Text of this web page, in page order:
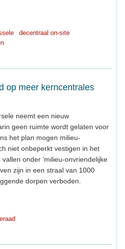
decentraal on-site
op meer kerncentrales
neemt een nieuw
geen ruimte wordt gelaten voor
het plan mogen milieu-
niet onbeperkt vestigen in het
onder ‘milieu-onvriendelijke
zijn in een straal van 1000
dorpen verboden.